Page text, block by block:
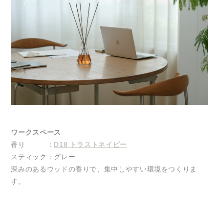
ワークスペース
香り ： D18 トラストネイビー
スティック：グレー
深みのあるウッドの香りで、集中しやすい環境をつくりま
す。